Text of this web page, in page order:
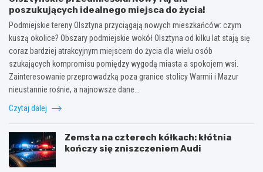
poszukujących idealnego miejsca do życia!
Podmiejskie tereny Olsztyna przyciągają nowych mieszkańców: czym
kuszą okolice? Obszary podmiejskie wokół Olsztyna od kilku lat stają się
coraz bardziej atrakcyjnym miejscem do życia dla wielu osób
szukających kompromisu pomiędzy wygodą miasta a spokojem wsi.
Zainteresowanie przeprowadzką poza granice stolicy Warmii i Mazur
nieustannie rośnie, a najnowsze dane…
Czytaj dalej
Zemsta na czterech kółkach: kłótnia
kończy się zniszczeniem Audi